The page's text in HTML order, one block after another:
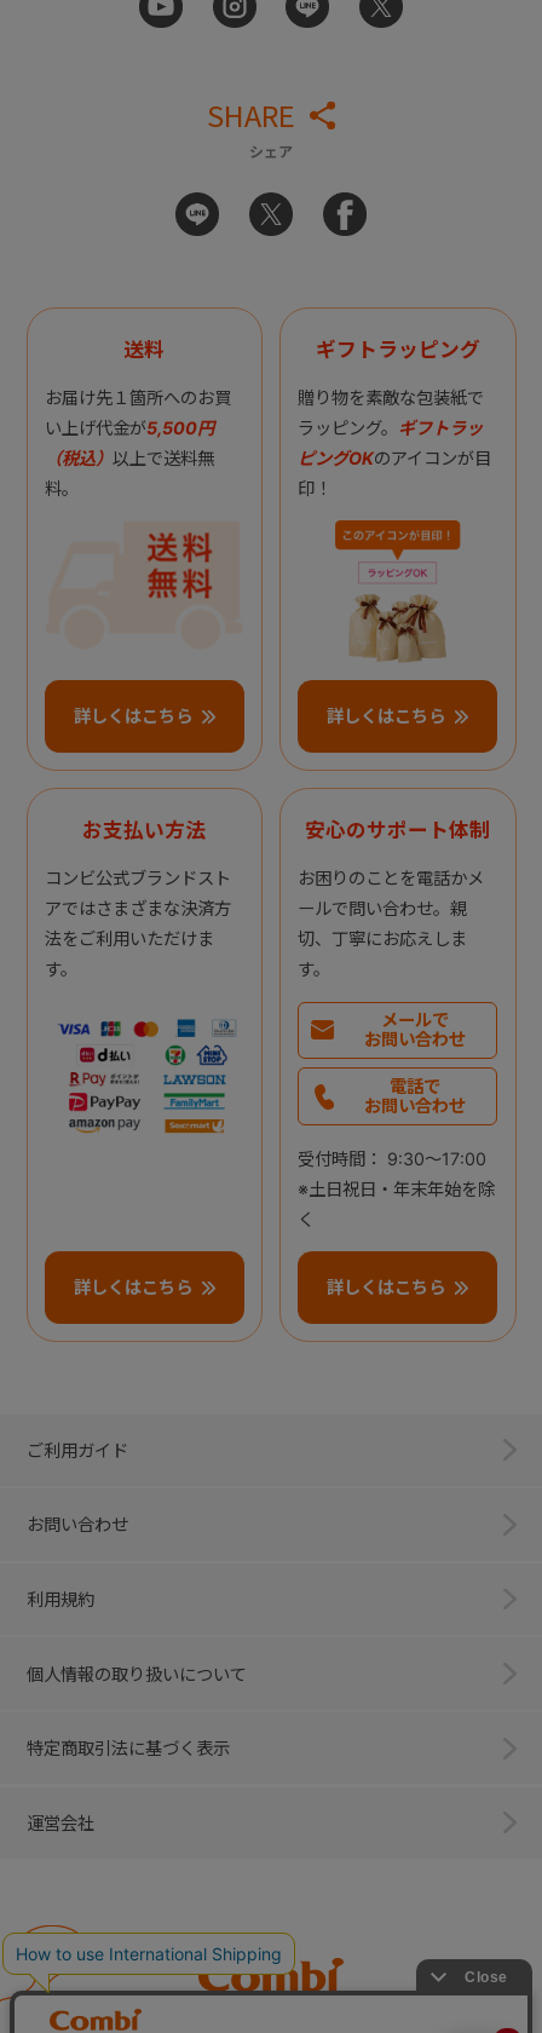
SHARE
シェア
送料
お届け先１箇所へのお買
い上げ代金が5,500円
（税込） 以上で送料無
料。
詳しくはこちら
ギフトラッピング
贈り物を素敵な包装紙で
ラッピング。 ギフトラッ
ピングOKのアイコンが目
印！
詳しくはこちら
お支払い方法
コンビ公式ブランドスト
アではさまざまな決済方
法をご利用いただけま
す。
詳しくはこちら
安心のサポート体制
お困りのことを電話かメ
ールで問い合わせ。親
切、丁寧にお応えしま
す。
メールで
お問い合わせ
電話で
お問い合わせ
受付時間： 9:30～17:00
※土日祝日・年末年始を除
く
詳しくはこちら
ご利用ガイド
お問い合わせ
利用規約
個人情報の取り扱いについて
特定商取引法に基づく表示
運営会社